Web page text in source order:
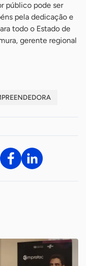
público pode ser
pela dedicação e
todo o Estado de
gerente regional